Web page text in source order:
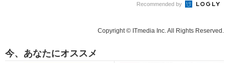
Recommended by
Copyright © ITmedia Inc. All Rights Reserved.
今、あなたにオススメ